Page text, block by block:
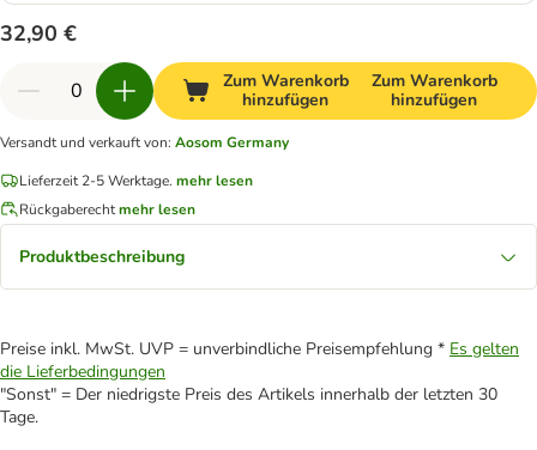
32,90 €
Zum Warenkorb
hinzufügen
Zum Warenkorb
hinzufügen
Versandt und verkauft von: Aosom Germany
Lieferzeit 2-5 Werktage. mehr lesen
Rückgaberechtmehr lesen
Produktbeschreibung
Preise inkl. MwSt. UVP = unverbindliche Preisempfehlung * Es gelten
die Lieferbedingungen
"Sonst" = Der niedrigste Preis des Artikels innerhalb der letzten 30
Tage.